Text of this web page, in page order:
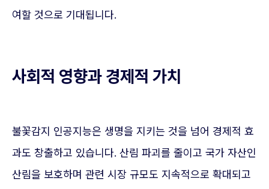
여할 것으로 기대됩니다.
사회적 영향과 경제적 가치
불꽃감지 인공지능은 생명을 지키는 것을 넘어 경제적 효
과도 창출하고 있습니다. 산림 파괴를 줄이고 국가 자산인
산림을 보호하며 관련 시장 규모도 지속적으로 확대되고